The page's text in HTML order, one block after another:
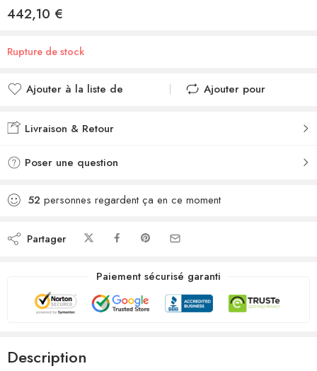
442,10 €
Rupture de stock
Ajouter à la liste de
Ajouté à la liste de
Ajouter pour
Livraison & Retour
Poser une question
52 personnes regardent ça en ce moment
Partager
Paiement sécurisé garanti
Description